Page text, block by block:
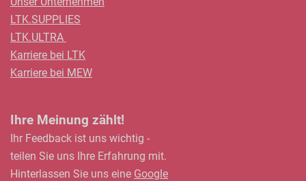
LTK.SUPPLIES
LTK.ULTRA
Karriere bei LTK
Karriere bei MEW
Ihre Meinung zählt!
Ihr Feedback ist uns wichtig -
teilen Sie uns Ihre Erfahrung mit.
Hinterlassen Sie uns eine Google